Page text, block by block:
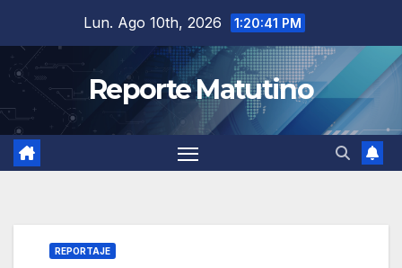
contenido
Lun. Ago 10th, 2026 1:20:42 PM
Reporte Matutino
REPORTAJE